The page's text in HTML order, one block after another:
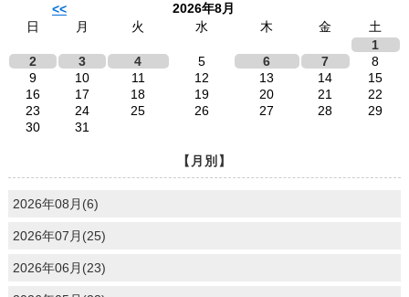
<<
2026年8月
日
月 火 水 木 金
土
1
2
3 4 5 6 7
8
9
10 11 12 13 14
15
16
17 18 19 20 21
22
23
24 25 26 27 28
29
30
31
【月別】
2026年08月(6)
2026年07月(25)
2026年06月(23)